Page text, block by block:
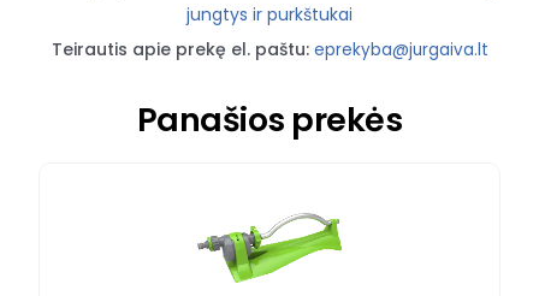
jungtys ir purkštukai
Teirautis apie prekę el. paštu: eprekyba@jurgaiva.lt
Panašios prekės